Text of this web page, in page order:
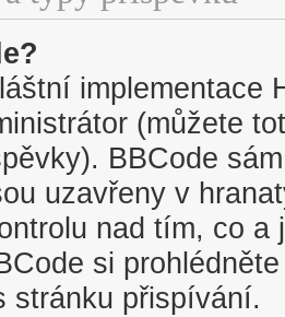
implementace
(můžete
BBCode
uzavřeny v
nad tím, co a
si
stránku přispívání.